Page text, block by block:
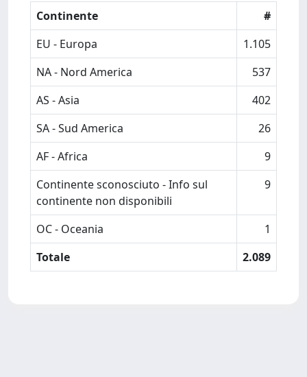
Continente
#
EU - Europa
1.105
NA - Nord America
537
AS - Asia
402
SA - Sud America
26
AF - Africa
9
Continente sconosciuto - Info sul
continente non disponibili
9
OC - Oceania
1
Totale
2.089